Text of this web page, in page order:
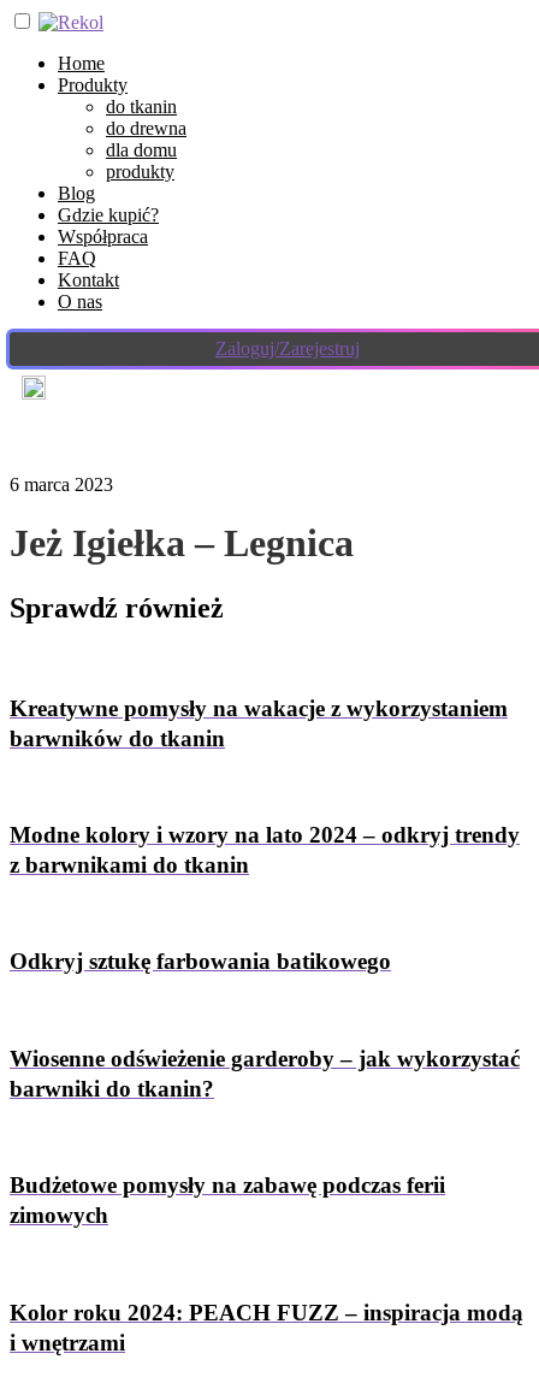
Home
Produkty
do tkanin
do drewna
dla domu
produkty
Blog
Gdzie kupić?
Współpraca
FAQ
Kontakt
O nas
Zaloguj/Zarejestruj
6 marca 2023
Jeż Igiełka – Legnica
Sprawdź również
Kreatywne pomysły na wakacje z wykorzystaniem
barwników do tkanin
Modne kolory i wzory na lato 2024 – odkryj trendy
z barwnikami do tkanin
Odkryj sztukę farbowania batikowego
Wiosenne odświeżenie garderoby – jak wykorzystać
barwniki do tkanin?
Budżetowe pomysły na zabawę podczas ferii
zimowych
Kolor roku 2024: PEACH FUZZ – inspiracja modą
i wnętrzami